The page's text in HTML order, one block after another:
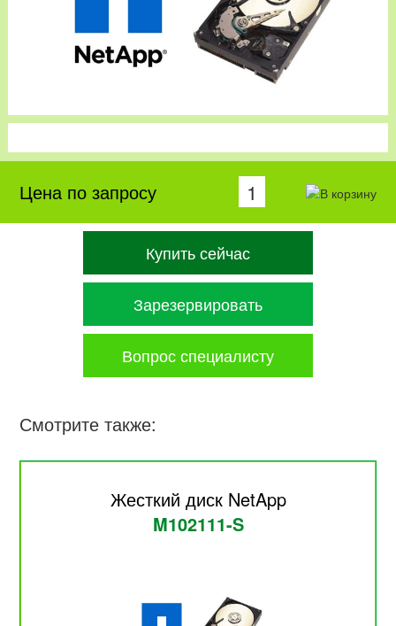
Цена по запросу
Купить сейчас
Зарезервировать
Вопрос специалисту
Смотрите также:
Жесткий диск NetApp
M102111-S